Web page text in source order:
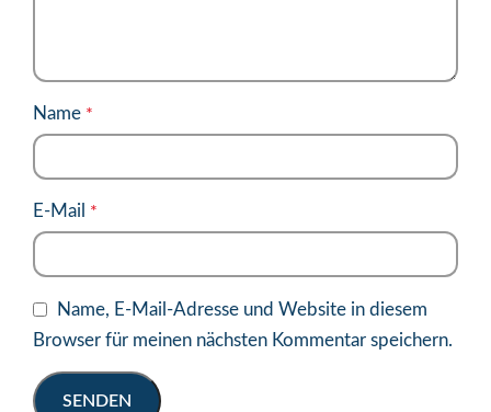
Name *
E-Mail *
Name, E-Mail-Adresse und Website in diesem
Browser für meinen nächsten Kommentar speichern.